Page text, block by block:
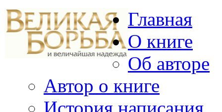
Главная
О книге
Об авторе
Автор о книге